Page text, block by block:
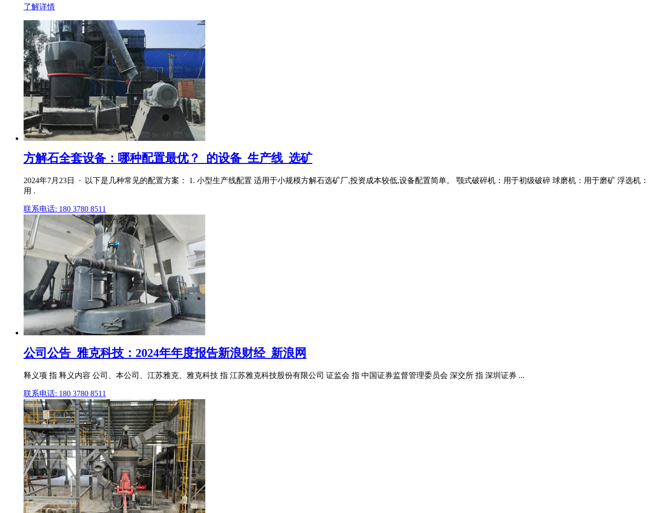
了解详情
方解石全套设备：哪种配置最优？_的设备_生产线_选矿
2024年7月23日 · 以下是几种常见的配置方案： 1. 小型生产线配置 适用于小规模方解石选矿厂,投资成本较低,设备配置简单。 颚式破碎机：用于初级破碎 球磨机：用于磨矿 浮选机：
用 .
联系电话: 180 3780 8511
公司公告_雅克科技：2024年年度报告新浪财经_新浪网
释义项 指 释义内容 公司、本公司、江苏雅克、雅克科技 指 江苏雅克科技股份有限公司 证监会 指 中国证券监督管理委员会 深交所 指 深圳证券 ...
联系电话: 180 3780 8511